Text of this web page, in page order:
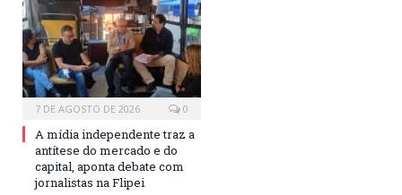
7 DE AGOSTO DE 2026 0
A mídia independente traz a
antítese do mercado e do
capital, aponta debate com
jornalistas na Flipei